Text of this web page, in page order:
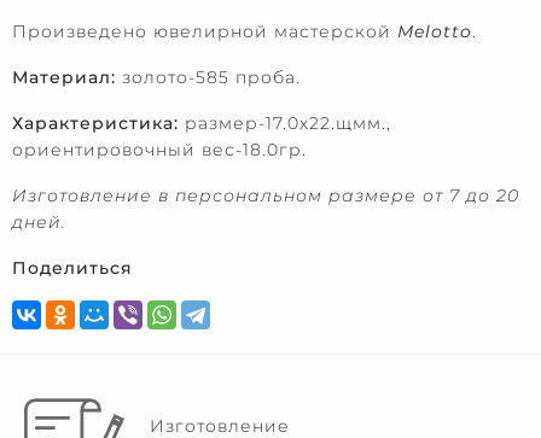
Произведено ювелирной мастерской Melotto.
Материал: золото-585 проба.
Характеристика: размер-17.0х22.щмм.,
ориентировочный вес-18.0гр.
Изготовление в персональном размере от 7 до 20
дней.
Поделиться
Изготовление